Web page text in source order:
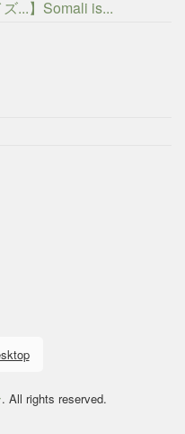
...】Somali is...
. All rights reserved.